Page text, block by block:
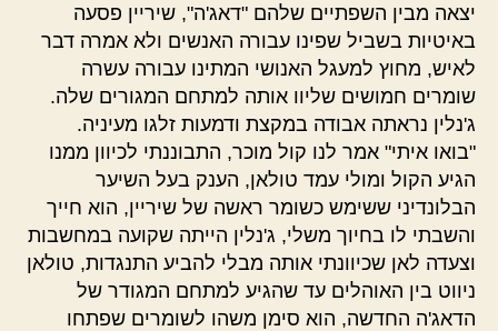
יצאה מבין השפתיים שלהם "דאג'ה", שיריין פסעה
באיטיות בשביל שפינו עבורה האנשים ולא אמרה דבר
לאיש, מחוץ למעגל האנושי המתינו עבורה עשרה
שומרים חמושים שליוו אותה למתחם המגורים שלה.
ג'נלין נראתה אבודה במקצת ודמעות זלגו מעיניה.
"בואו איתי" אמר לנו קול מוכר, התבוננתי לכיוון ממנו
הגיע הקול ומולי עמד טולאן, הענק בעל השיער
הבלונדיני ששימש כשומר ראשה של שיריין, הוא חייך
והשבתי לו בחיוך משלי, ג'נלין הייתה שקועה במחשבות
וצעדה לאן שכיוונתי אותה מבלי להביע התנגדות, טולאן
ניווט בין האוהלים עד שהגיע למתחם המגודר של
הדאג'ה החדשה, הוא סימן משהו לשומרים שפתחו